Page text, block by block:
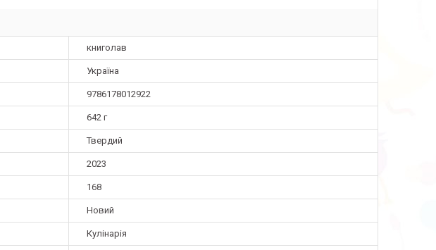
книголав
Україна
9786178012922
642 г
Твердий
2023
168
Новий
Кулінарія